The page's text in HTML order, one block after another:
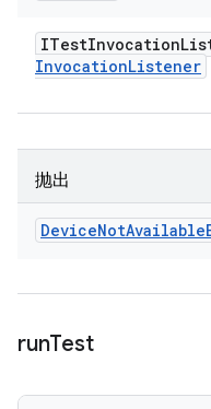
ITestInvocation
InvocationListener
抛出
DeviceNotAvailable
runTest